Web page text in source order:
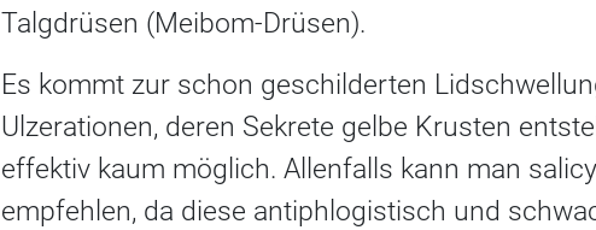
Talgdrüsen (Meibom-Drüsen).
Es kommt zur schon geschilderten
Ulzerationen, deren Sekrete gelbe Krusten
effektiv kaum möglich. Allenfalls kann man
empfehlen, da diese antiphlogistisch und